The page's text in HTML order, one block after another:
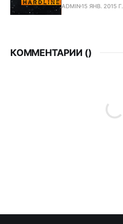
ADMIN15 ЯНВ. 2015 Г.
КОММЕНТАРИИ ()